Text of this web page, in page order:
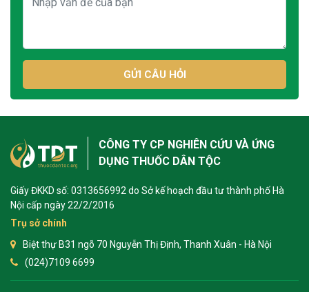
GỬI CÂU HỎI
CÔNG TY CP NGHIÊN CỨU VÀ ỨNG
DỤNG THUỐC DÂN TỘC
Giấy ĐKKD số: 0313656992 do Sở kế hoạch đầu tư thành phố Hà
Nội cấp ngày 22/2/2016
Trụ sở chính
Biệt thự B31 ngõ 70 Nguyễn Thị Định, Thanh Xuân - Hà Nội
(024)7109 6699